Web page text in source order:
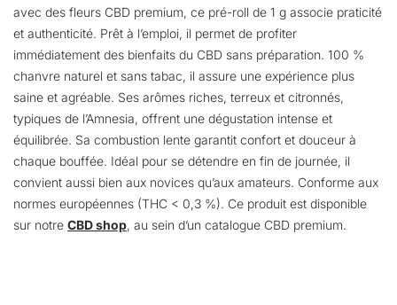
avec des fleurs CBD premium, ce pré-roll de 1 g associe praticité
et authenticité. Prêt à l’emploi, il permet de profiter
immédiatement des bienfaits du CBD sans préparation. 100 %
chanvre naturel et sans tabac, il assure une expérience plus
saine et agréable. Ses arômes riches, terreux et citronnés,
typiques de l’Amnesia, offrent une dégustation intense et
équilibrée. Sa combustion lente garantit confort et douceur à
chaque bouffée. Idéal pour se détendre en fin de journée, il
convient aussi bien aux novices qu’aux amateurs. Conforme aux
normes européennes (THC < 0,3 %). Ce produit est disponible
sur notre CBD shop, au sein d’un catalogue CBD premium.